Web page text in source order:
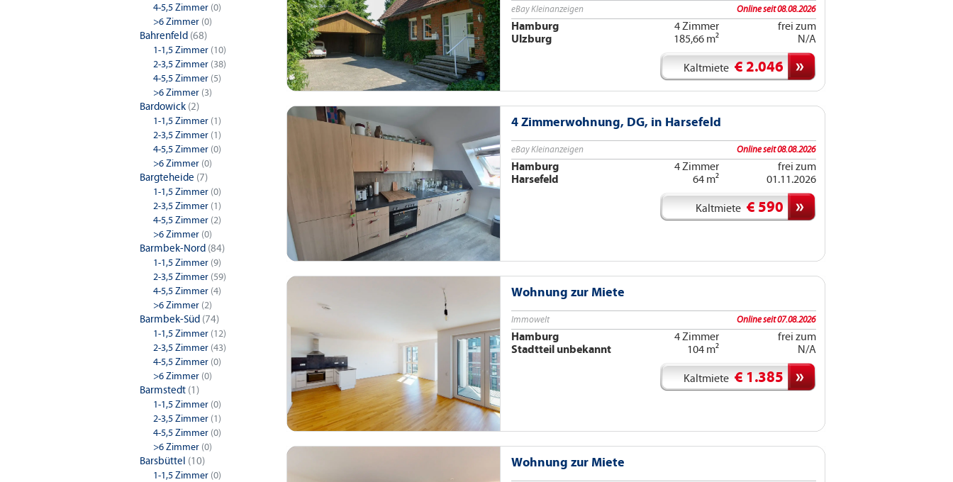
4-5,5 Zimmer (0)
>6 Zimmer (0)
Bahrenfeld (68)
1-1,5 Zimmer (10)
2-3,5 Zimmer (38)
4-5,5 Zimmer (5)
>6 Zimmer (3)
Bardowick (2)
1-1,5 Zimmer (1)
2-3,5 Zimmer (1)
4-5,5 Zimmer (0)
>6 Zimmer (0)
Bargteheide (7)
1-1,5 Zimmer (0)
2-3,5 Zimmer (1)
4-5,5 Zimmer (2)
>6 Zimmer (0)
Barmbek-Nord (84)
1-1,5 Zimmer (9)
2-3,5 Zimmer (59)
4-5,5 Zimmer (4)
>6 Zimmer (2)
Barmbek-Süd (74)
1-1,5 Zimmer (12)
2-3,5 Zimmer (43)
4-5,5 Zimmer (0)
>6 Zimmer (0)
Barmstedt (1)
1-1,5 Zimmer (0)
2-3,5 Zimmer (1)
4-5,5 Zimmer (0)
>6 Zimmer (0)
Barsbüttel (10)
1-1,5 Zimmer (0)
eBay Kleinanzeigen Online seit 08.08.2026
Hamburg 4 Zimmer
frei zum
Ulzburg
185,66 m² N/A
Kaltmiete € 2.046
4 Zimmerwohnung, DG, in Harsefeld
eBay Kleinanzeigen Online seit 08.08.2026
Hamburg 4 Zimmer
frei zum
Harsefeld
64 m² 01.11.2026
Kaltmiete € 590
Wohnung zur Miete
Immowelt Online seit 07.08.2026
Hamburg 4 Zimmer
frei zum
Stadtteil unbekannt
104 m² N/A
Kaltmiete € 1.385
Wohnung zur Miete